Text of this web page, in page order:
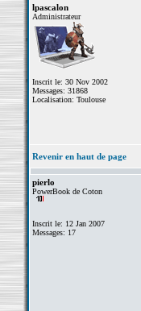
lpascalon
Administrateur
Inscrit le: 30 Nov 2002
Messages: 31868
Localisation: Toulouse
Revenir en haut de page
pierlo
PowerBook de Coton
Inscrit le: 12 Jan 2007
Messages: 17